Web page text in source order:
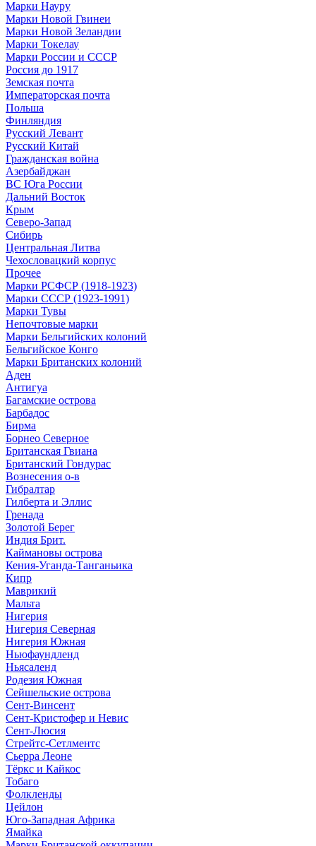
Марки Науру
Марки Новой Гвинеи
Марки Новой Зеландии
Марки Токелау
Марки России и СССР
Россия до 1917
Земская почта
Императорская почта
Польша
Финляндия
Русский Левант
Русский Китай
Гражданская война
Азербайджан
ВС Юга России
Дальний Восток
Крым
Северо-Запад
Сибирь
Центральная Литва
Чехословацкий корпус
Прочее
Марки РСФСР (1918-1923)
Марки СССР (1923-1991)
Марки Тувы
Непочтовые марки
Марки Бельгийских колоний
Бельгийское Конго
Марки Британских колоний
Аден
Антигуа
Багамские острова
Барбадос
Бирма
Борнео Северное
Британская Гвиана
Британский Гондурас
Вознесения о-в
Гибралтар
Гилберта и Эллис
Гренада
Золотой Берег
Индия Брит.
Каймановы острова
Кения-Уганда-Танганьика
Кипр
Маврикий
Мальта
Нигерия
Нигерия Северная
Нигерия Южная
Ньюфаундленд
Ньясаленд
Родезия Южная
Сейшельские острова
Сент-Винсент
Сент-Кристофер и Невис
Сент-Люсия
Стрейтс-Сетлментс
Сьерра Леоне
Тёркс и Кайкос
Тобаго
Фолкленды
Цейлон
Юго-Западная Африка
Ямайка